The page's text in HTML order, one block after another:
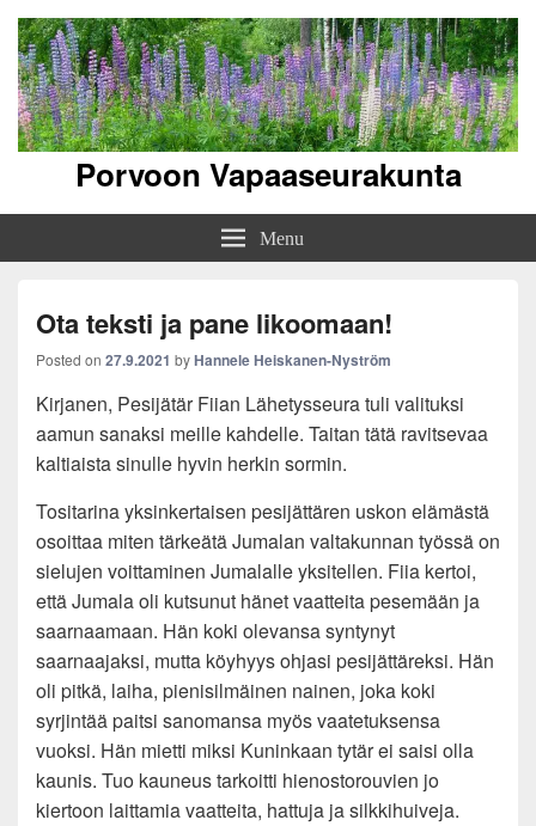
Porvoon Vapaaseurakunta
Menu
Ota teksti ja pane likoomaan!
Posted on 27.9.2021 byHannele Heiskanen-Nyström
Kirjanen, Pesijätär Fiian Lähetysseura tuli valituksi
aamun sanaksi meille kahdelle. Taitan tätä ravitsevaa
kaltiaista sinulle hyvin herkin sormin.
Tositarina yksinkertaisen pesijättären uskon elämästä
osoittaa miten tärkeätä Jumalan valtakunnan työssä on
sielujen voittaminen Jumalalle yksitellen. Fiia kertoi,
että Jumala oli kutsunut hänet vaatteita pesemään ja
saarnaamaan. Hän koki olevansa syntynyt
saarnaajaksi, mutta köyhyys ohjasi pesijättäreksi. Hän
oli pitkä, laiha, pienisilmäinen nainen, joka koki
syrjintää paitsi sanomansa myös vaatetuksensa
vuoksi. Hän mietti miksi Kuninkaan tytär ei saisi olla
kaunis. Tuo kauneus tarkoitti hienostorouvien jo
kiertoon laittamia vaatteita, hattuja ja silkkihuiveja.